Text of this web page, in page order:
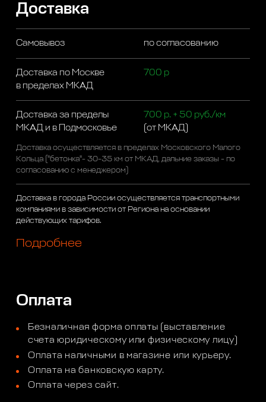
Доставка
Самовывоз по согласованию
Доставка по Москве
в пределах МКАД
700 р
Доставка за пределы
МКАД и в Подмосковье
700 р. + 50 руб./км
(от МКАД)
Доставка осуществляется в пределах Московского Малого
Кольца ("бетонка"- 30-35 км от МКАД, дальние заказы - по
согласованию с менеджером)
Доставка в города России осуществляется транспортными
компаниями в зависимости от Региона на основании
действующих тарифов.
Подробнее
Оплата
Безналичная форма оплаты (выставление
счета юридическому или физическому лицу)
Оплата наличными в магазине или курьеру.
Оплата на банковскую карту.
Оплата через сайт.